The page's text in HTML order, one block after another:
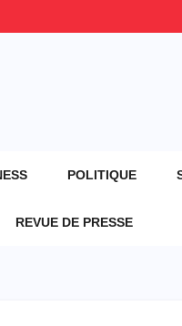
POLITIQUE
REVUE DE PRESSE